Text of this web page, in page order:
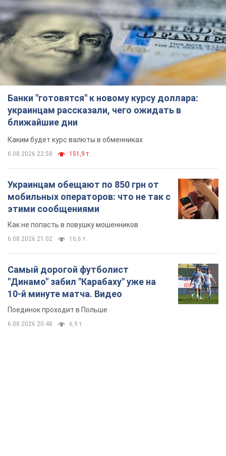
Банки "готовятся" к новому курсу доллара:
украинцам рассказали, чего ожидать в
ближайшие дни
Каким будет курс валюты в обменниках
6.08.2026 22:58 151,9 т.
Украинцам обещают по 850 грн от
мобильных операторов: что не так с
этими сообщениями
Как не попасть в ловушку мошенников
6.08.2026 21:02 16,6 т.
Самый дорогой футболист
"Динамо" забил "Карабаху" уже на
10-й минуте матча. Видео
Поединок проходит в Польше
6.08.2026 20:48 6,9 т.